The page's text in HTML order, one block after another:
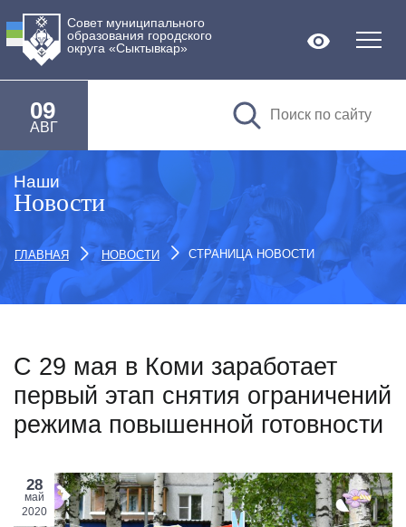
Совет муниципального
образования городского
округа «Сыктывкар»
09
АВГ
Версия
Наши
Новости
ГЛАВНАЯ НОВОСТИ СТРАНИЦА НОВОСТИ
С 29 мая в Коми заработает
первый этап снятия ограничений
режима повышенной готовности
28
май
2020